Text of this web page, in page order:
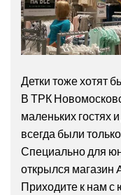
Детки тоже хотят
В ТРК
маленьких гостях
всегда были
Специально для
открылся магазин
Приходите к нам